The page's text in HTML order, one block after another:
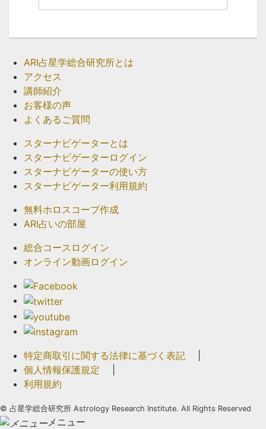
ARI占星学総合研究所とは
アクセス
講師紹介
お客様の声
よくあるご質問
スターナビゲーターとは
スターナビゲーターログイン
スターナビゲーターの使い方
スターナビゲーター利用規約
無料ホロスコープ作成
ARI占いの部屋
総合コースログイン
オンライン動画ログイン
特定商取引に関する法律に基づく表記
個人情報保護規定
利用規約
© 占星学総合研究所 Astrology Research Institute. All Rights Reserved
メニュー